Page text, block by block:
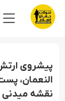
پیشروی
النعمان،
نقشه میدنی